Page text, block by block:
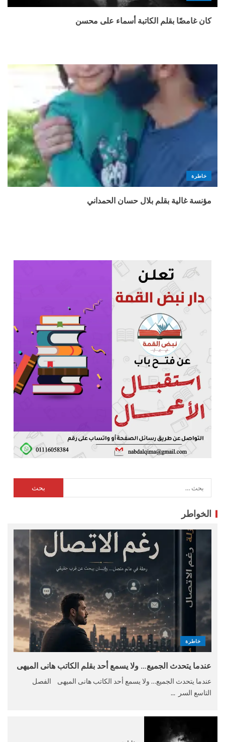
كان غامضًا بقلم الكاتبة أسماء على محسن
خاطرة
مؤنسة غالية بقلم بلال حسان الحمداني
الخواطر
خاطرة
عندما يتحدث الجميع… ولا يسمع أحد بقلم الكاتب هانى الميهى
عندما يتحدث الجميع… ولا يسمع أحد الكاتب هانى الميهى الفصل
التاسع السر ...